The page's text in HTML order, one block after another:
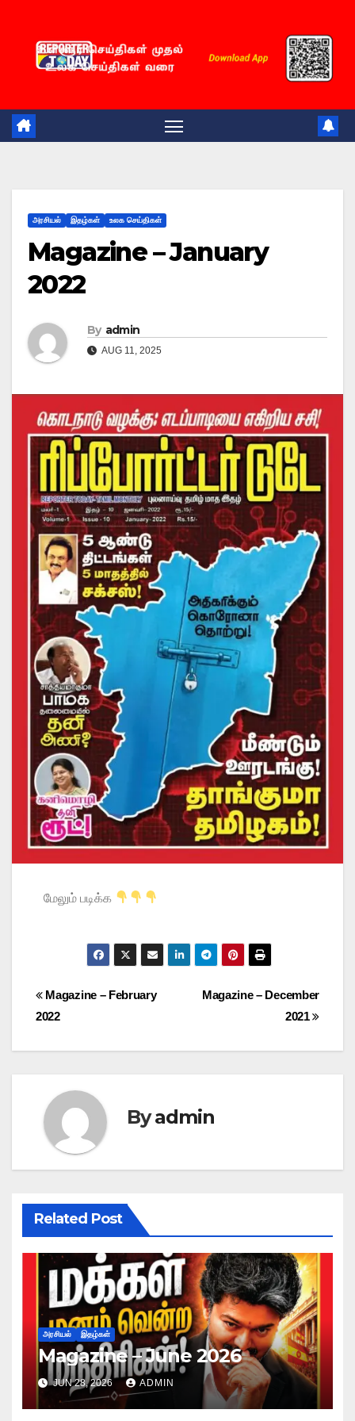
அரசியல் இதழ்கள் உலக செய்திகள்
Magazine – January
2022
By admin
AUG 11, 2025
மேலும் படிக்க
Magazine – December
2021
Magazine – February
2022
Byadmin
Related Post
அரசியல் இதழ்கள்
Magazine – June 2026
JUN 28, 2026 ADMIN